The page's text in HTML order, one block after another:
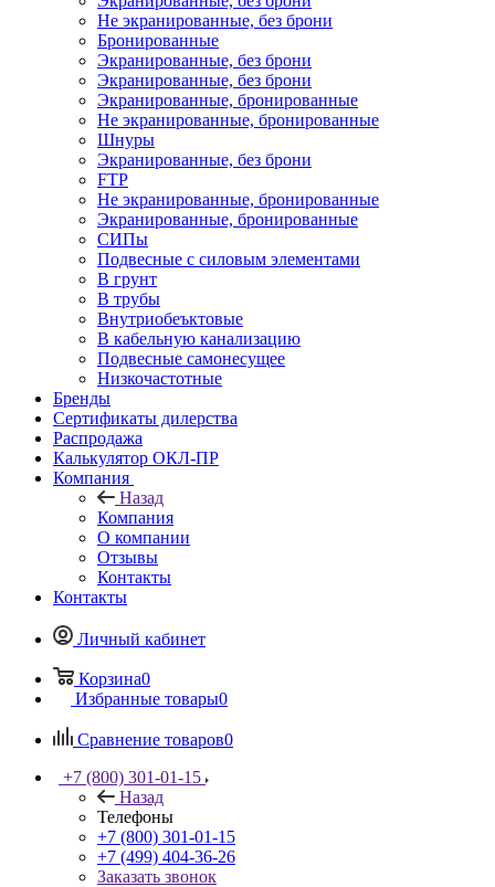
Не экранированные, без брони
Бронированные
Экранированные, без брони
Экранированные, без брони
Экранированные, бронированные
Не экранированные, бронированные
Шнуры
Экранированные, без брони
FTP
Не экранированные, бронированные
Экранированные, бронированные
СИПы
Подвесные с силовым элементами
В грунт
В трубы
Внутриобеъктовые
В кабельную канализацию
Подвесные самонесущее
Низкочастотные
Бренды
Сертификаты дилерства
Распродажа
Калькулятор ОКЛ-ПР
Компания
Назад
Компания
О компании
Отзывы
Контакты
Контакты
Личный кабинет
Корзина0
Избранные товары0
Сравнение товаров0
+7 (800) 301-01-15
Назад
Телефоны
+7 (800) 301-01-15
+7 (499) 404-36-26
Заказать звонок